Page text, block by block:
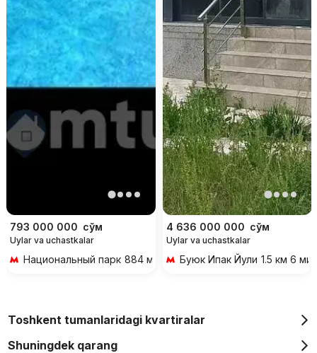
793 000 000 сўм
Uylar va uchastkalar
Национальный парк 884 м 11 мин piyoda
4 636 000 000 сўм
Uylar va uchastkalar
Буюк Ипак Йули 1.5 км 6
Toshkent tumanlaridagi kvartiralar
Shuningdek qarang